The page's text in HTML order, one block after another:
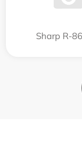
Sharp R-